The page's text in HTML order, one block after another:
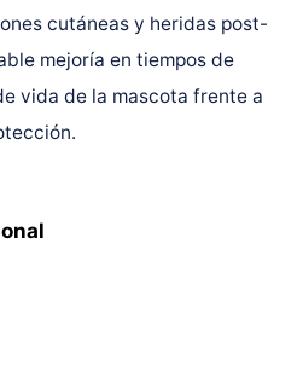
cutáneas y heridas post-
mejoría en tiempos de
vida de la mascota frente a